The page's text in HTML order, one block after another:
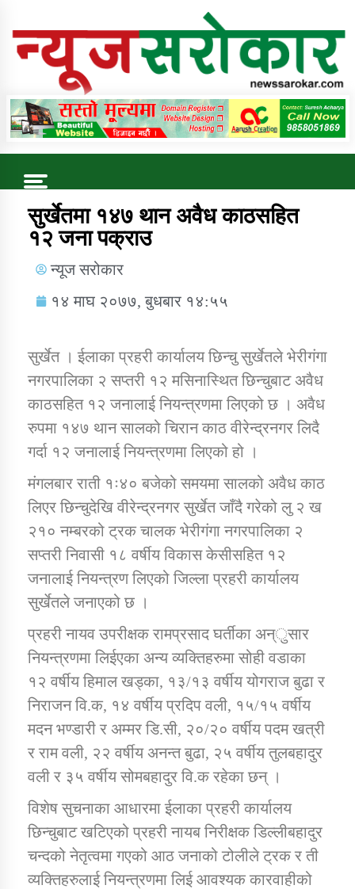
Online News Portal
Trending Now
कुषि बिकास कार्यालय जुम्ला सुचना सन्देश
डिभिजन कार्यालय जुम्लाको सुचना सन्देश
कर्णाली प्रविधि शिक्षालय जुम्लाको सुचना
सामाजिक बिकास कार्यालय जुम्लाकाे सुचना
कार्यक्रम कार्यान्वयन एकाई जुम्लाको सुचना
सुर्खेतमा १४७ थान अवैध काठसहित
१२ जना पक्राउ
न्यूज सरोकार
१४ माघ २०७७, बुधबार १४:५५
सुर्खेत । ईलाका प्रहरी कार्यालय छिन्चु सुर्खेतले भेरीगंगा
नगरपालिका २ सप्तरी १२ मसिनास्थित छिन्चुबाट अवैध
काठसहित १२ जनालाई नियन्त्रणमा लिएको छ । अवैध
रुपमा १४७ थान सालको चिरान काठ वीरेन्द्रनगर लिदै
गर्दा १२ जनालाई नियन्त्रणमा लिएको हो ।
मंगलबार राती १ः४० बजेको समयमा सालको अवैध काठ
लिएर छिन्चुदेखि वीरेन्द्रनगर सुर्खेत जाँदै गरेको लु २ ख
२१० नम्बरको ट्रक चालक भेरीगंगा नगरपालिका २
सप्तरी निवासी १८ वर्षीय विकास केसीसहित १२
जनालाई नियन्त्रण लिएको जिल्ला प्रहरी कार्यालय
सुर्खेतले जनाएको छ ।
प्रहरी नायव उपरीक्षक रामप्रसाद घर्तीका अन्ुसार
नियन्त्रणमा लिईएका अन्य व्यक्तिहरुमा सोही वडाका
१२ वर्षीय हिमाल खड्का, १३/१३ वर्षीय योगराज बुढा र
निराजन वि.क, १४ वर्षीय प्रदिप वली, १५/१५ वर्षीय
मदन भण्डारी र अम्मर डि.सी, २०/२० वर्षीय पदम खत्री
र राम वली, २२ वर्षीय अनन्त बुढा, २५ वर्षीय तुलबहादुर
वली र ३५ वर्षीय सोमबहादुर वि.क रहेका छन् ।
विशेष सुचनाका आधारमा ईलाका प्रहरी कार्यालय
छिन्चुबाट खटिएको प्रहरी नायब निरीक्षक डिल्लीबहादुर
चन्दको नेतृत्वमा गएको आठ जनाको टोलीले ट्रक र ती
व्यक्तिहरुलाई नियन्त्रणमा लिई आवश्यक कारवाहीको